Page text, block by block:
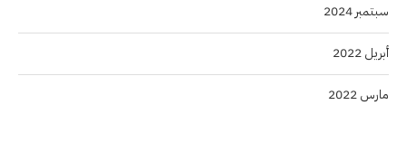
سبتمبر 2024
أبريل 2022
مارس 2022